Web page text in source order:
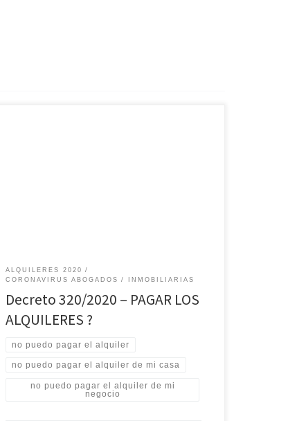
ALQUILERES 2020
CORONAVIRUS ABOGADOS
INMOBILIARIAS
Decreto 320/2020 – PAGAR LOS
ALQUILERES ?
no puedo pagar el alquiler
no puedo pagar el alquiler de mi casa
no puedo pagar el alquiler de mi
negocio